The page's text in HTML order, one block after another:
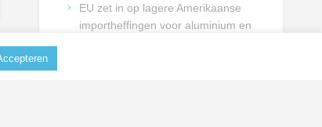
EU zet in op lagere Amerikaanse
importheffingen voor aluminium en